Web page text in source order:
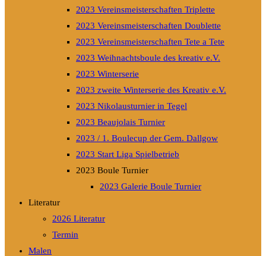
2023 Vereinsmeisterschaften Triplette
2023 Vereinsmeisterschaften Doublette
2023 Vereinsmeisterschaften Tete a Tete
2023 Weihnachtsboule des kreativ e.V.
2023 Winterserie
2023 zweite Winterserie des Kreativ e.V.
2023 Nikolausturnier in Tegel
2023 Beaujolais Turnier
2023 / 1. Boulecup der Gem. Dallgow
2023 Start Liga Spielbetrieb
2023 Boule Turnier
2023 Galerie Boule Turnier
Literatur
2026 Literatur
Termin
Malen